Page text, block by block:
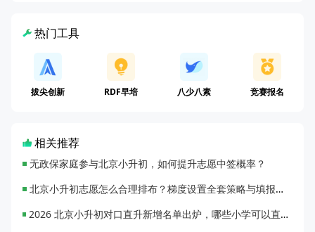
热门工具
拔尖创新 RDF早培 八少八素 竞赛报名
相关推荐
无政保家庭参与北京小升初，如何提升志愿中签概率？
北京小升初志愿怎么合理排布？梯度设置全套策略与填报避坑指南
2026 北京小升初对口直升新增名单出炉，哪些小学可以直升优质初中？